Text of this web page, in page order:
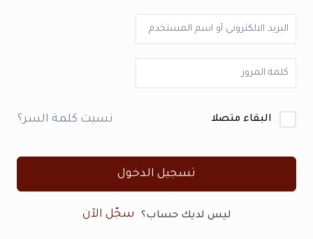
البقاء متصلا نسيت كلمة السر؟
تسجيل الدخول
ليس لديك حساب؟ سجّل الآن